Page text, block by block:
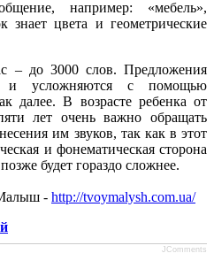
например: «мебель»,
знает цвета и геометрические
– до 3000 слов. Предложения
и усложняются с помощью
далее. В возрасте ребенка от
лет очень важно обращать
им звуков, так как в этот
и фонематическая сторона
будет гораздо сложнее.
- http://tvoymalysh.com.ua/
JComments